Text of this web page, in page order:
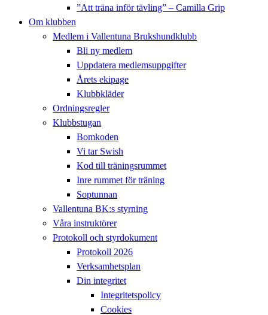
”Att träna inför tävling” – Camilla Grip
Om klubben
Medlem i Vallentuna Brukshundklubb
Bli ny medlem
Uppdatera medlemsuppgifter
Årets ekipage
Klubbkläder
Ordningsregler
Klubbstugan
Bomkoden
Vi tar Swish
Kod till träningsrummet
Inre rummet för träning
Soptunnan
Vallentuna BK:s styrning
Våra instruktörer
Protokoll och styrdokument
Protokoll 2026
Verksamhetsplan
Din integritet
Integritetspolicy
Cookies